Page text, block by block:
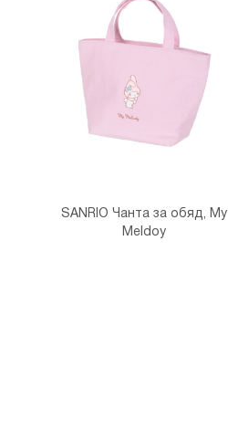
SANRIO Чанта за обяд, My
Meldoy